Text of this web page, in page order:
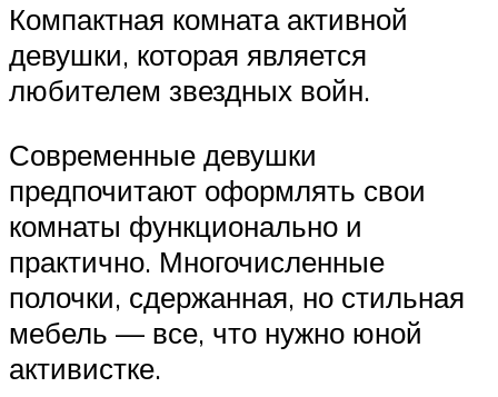
Компактная комната активной
девушки, которая является
любителем звездных войн.
Современные девушки
предпочитают оформлять свои
комнаты функционально и
практично. Многочисленные
полочки, сдержанная, но стильная
мебель — все, что нужно юной
активистке.